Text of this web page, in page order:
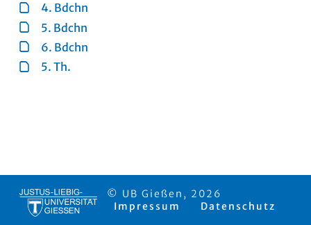
4. Bdchn
5. Bdchn
6. Bdchn
5. Th.
© UB Gießen, 2026
Impressum
Datenschutz